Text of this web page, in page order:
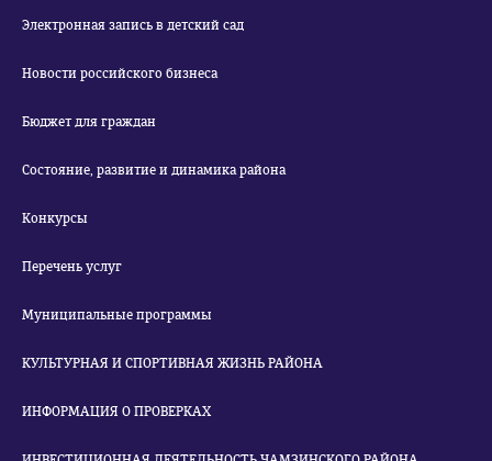
Электронная запись в детский сад
Новости российского бизнеса
Бюджет для граждан
Состояние, развитие и динамика района
Конкурсы
Перечень услуг
Муниципальные программы
КУЛЬТУРНАЯ И СПОРТИВНАЯ ЖИЗНЬ РАЙОНА
ИНФОРМАЦИЯ О ПРОВЕРКАХ